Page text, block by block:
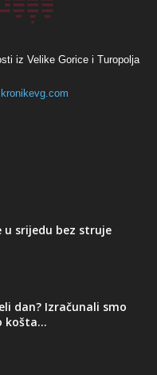
iz Velike Gorice i Turopolja
u srijedu bez struje
dan? Izračunali smo
košta...